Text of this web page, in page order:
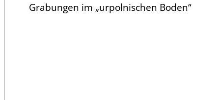
Grabungen im „urpolnischen Boden“